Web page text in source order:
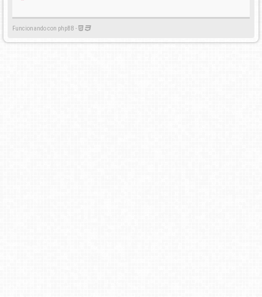
Funcionando con phpBB -